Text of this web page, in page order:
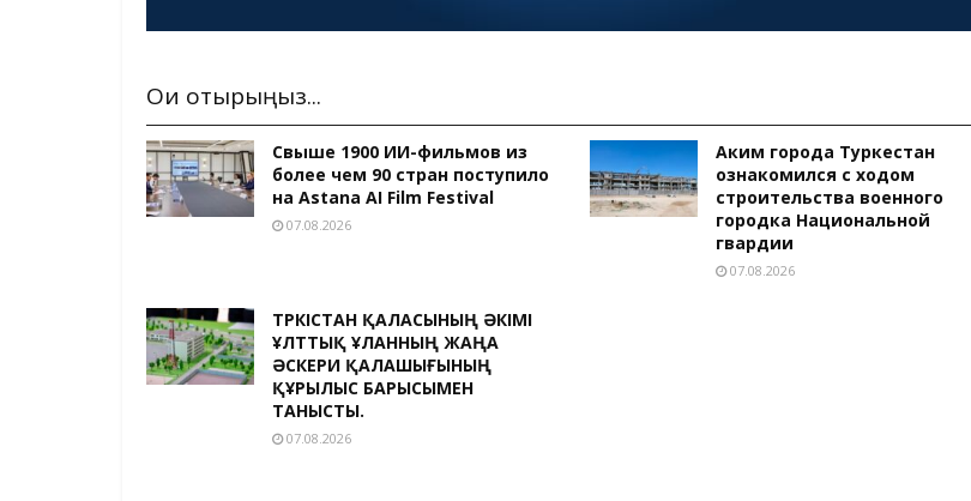
Оқи отырыңыз...
Свыше 1900 ИИ-фильмов из
более чем 90 стран поступило
на Astana AI Film Festival
07.08.2026
Аким города Туркестан
ознакомился с ходом
строительства военного
городка Национальной
гвардии
07.08.2026
ТҮРКІСТАН ҚАЛАСЫНЫҢ ӘКІМІ
ҰЛТТЫҚ ҰЛАННЫҢ ЖАҢА
ӘСКЕРИ ҚАЛАШЫҒЫНЫҢ
ҚҰРЫЛЫС БАРЫСЫМЕН
ТАНЫСТЫ.
07.08.2026